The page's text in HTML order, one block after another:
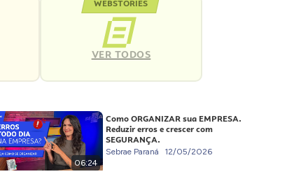
WEBSTORIES
VER TODOS
06:24
Como ORGANIZAR sua EMPRESA.
Reduzir erros e crescer com
SEGURANÇA.
Sebrae Paraná 12/05/2026